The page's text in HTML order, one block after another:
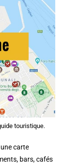
touristique.
carte
bars, cafés